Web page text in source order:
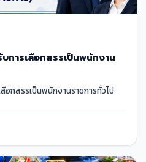
การเลือกสรรเป็นพนักงาน
อกสรรเป็นพนักงานราชการทั่วไป